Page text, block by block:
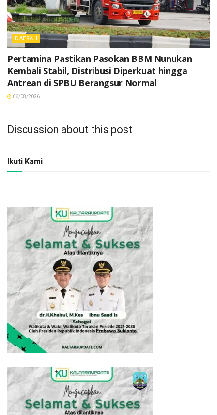
DAERAH
Pertamina Pastikan Pasokan BBM Nunukan
Kembali Stabil, Distribusi Diperkuat hingga
Antrean di SPBU Berangsur Normal
06/08/2026
Discussion about this post
Ikuti Kami